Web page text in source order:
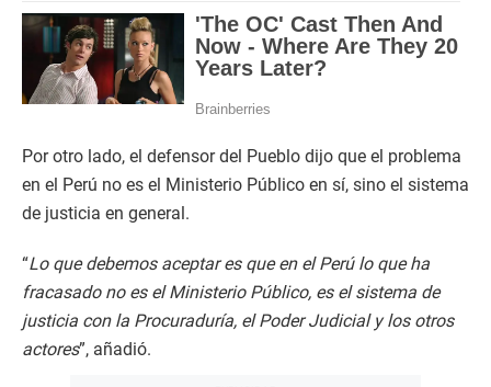
Por otro lado, el defensor del Pueblo dijo que el problema
en el Perú no es el Ministerio Público en sí, sino el sistema
de justicia en general.
“Lo que debemos aceptar es que en el Perú lo que ha
fracasado no es el Ministerio Público, es el sistema de
justicia con la Procuraduría, el Poder Judicial y los otros
actores”, añadió.